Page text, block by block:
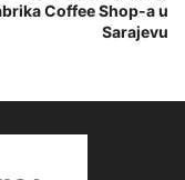
Coffee Shop-a u
Sarajevu